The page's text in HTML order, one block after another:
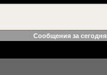
Сообщения за сегодня